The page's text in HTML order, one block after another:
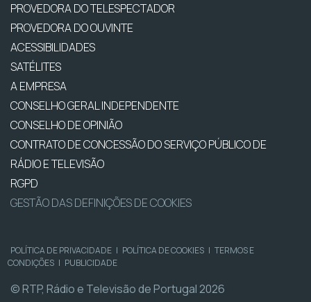
PROVEDORA DO TELESPECTADOR
PROVEDORA DO OUVINTE
ACESSIBILIDADES
SATÉLITES
A EMPRESA
CONSELHO GERAL INDEPENDENTE
CONSELHO DE OPINIÃO
CONTRATO DE CONCESSÃO DO SERVIÇO PÚBLICO DE
RÁDIO E TELEVISÃO
RGPD
GESTÃO DAS DEFINIÇÕES DE COOKIES
POLÍTICA DE PRIVACIDADE | POLÍTICA DE COOKIES | TERMOS E
CONDIÇÕES | PUBLICIDADE
© RTP, Rádio e Televisão de Portugal 2026